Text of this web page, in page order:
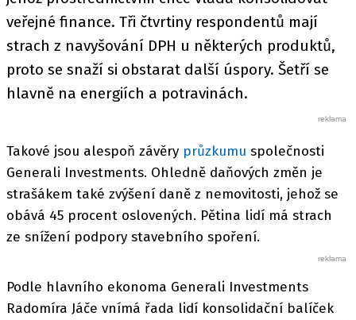
veřejné finance. Tři čtvrtiny respondentů mají
strach z navyšování DPH u některých produktů,
proto se snaží si obstarat další úspory. Šetří se
hlavně na energiích a potravinách.
Takové jsou alespoň závěry průzkumu společnosti
Generali Investments. Ohledně daňových změn je
strašákem také zvýšení daně z nemovitosti, jehož se
obává 45 procent oslovených. Pětina lidí má strach
ze snížení podpory stavebního spoření.
Podle hlavního ekonoma Generali Investments
Radomíra Jáče vnímá řada lidí konsolidační balíček